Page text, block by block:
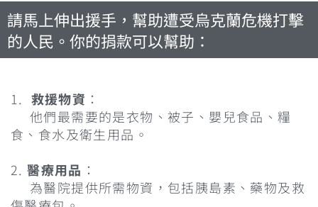
請馬上伸出援手，幫助遭受烏克蘭危機打擊
的人民。你的捐款可以幫助：
1. 救援物資 ：
他們最需要的是衣物、被子、嬰兒食品、糧
食、食水及衛生用品。
2.醫療用品 ：
為醫院提供所需物資，包括胰島素、藥物及救